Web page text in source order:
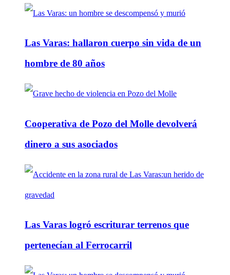
Las Varas: hallaron cuerpo sin vida de un
hombre de 80 años
Cooperativa de Pozo del Molle devolverá
dinero a sus asociados
Las Varas logró escriturar terrenos que
pertenecían al Ferrocarril